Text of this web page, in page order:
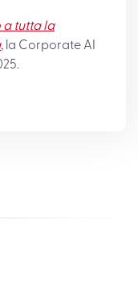
a tutta la
, la Corporate AI